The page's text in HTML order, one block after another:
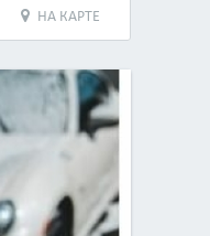
НА КАРТЕ